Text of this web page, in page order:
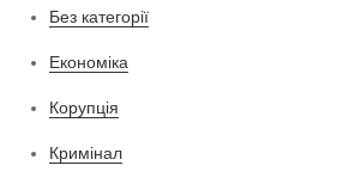
Без категорії
Економіка
Корупція
Кримінал